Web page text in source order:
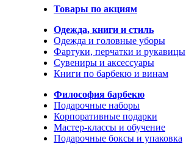
Товары по акциям
Одежда, книги и стиль
Одежда и головные уборы
Фартуки, перчатки и рукавицы
Сувениры и аксессуары
Книги по барбекю и винам
Философия барбекю
Подарочные наборы
Корпоративные подарки
Мастер-классы и обучение
Подарочные боксы и упаковка